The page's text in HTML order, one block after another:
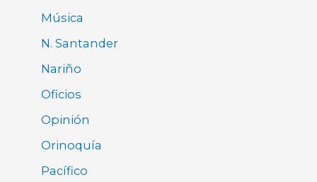
Música
N. Santander
Nariño
Oficios
Opinión
Orinoquía
Pacífico